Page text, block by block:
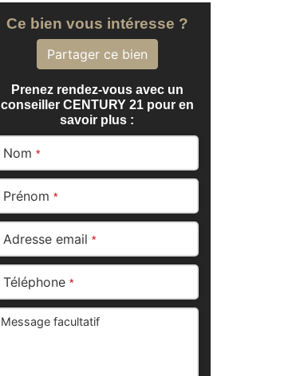
Ce bien vous intéresse ?
Partager ce bien
Prenez rendez-vous avec un
conseiller CENTURY 21 pour en
savoir plus :
Nom *
Prénom *
Adresse email *
Téléphone *
Message facultatif